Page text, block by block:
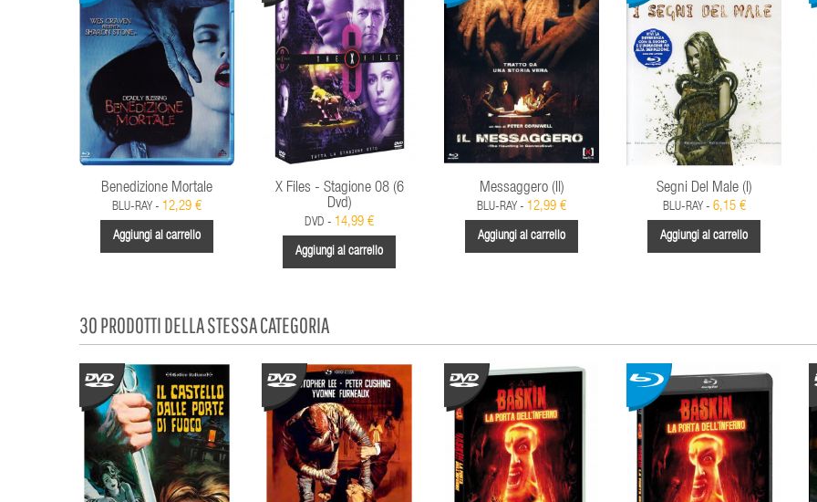
Benedizione Mortale
BLU-RAY - 12,29 €
Aggiungi al carrello
X Files - Stagione 08 (6
Dvd)
DVD - 14,99 €
Aggiungi al carrello
Messaggero (Il)
BLU-RAY - 12,99 €
Aggiungi al carrello
Segni Del Male (I)
BLU-RAY - 6,15 €
Aggiungi al carrello
30 PRODOTTI DELLA STESSA CATEGORIA